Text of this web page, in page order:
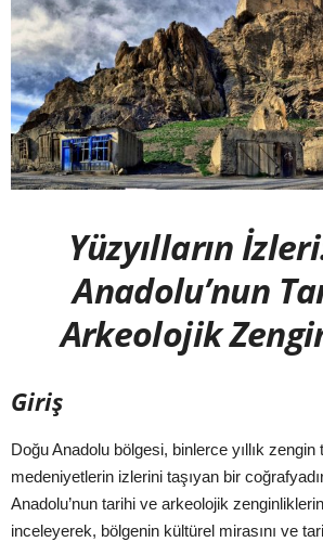
Yüzyılların
Anadolu’nun
Arkeolojik
Giriş
Doğu Anadolu bölgesi, binlerce yıllık
medeniyetlerin izlerini taşıyan bir
Anadolu’nun tarihi ve arkeolojik
inceleyerek, bölgenin kültürel mirasını ve